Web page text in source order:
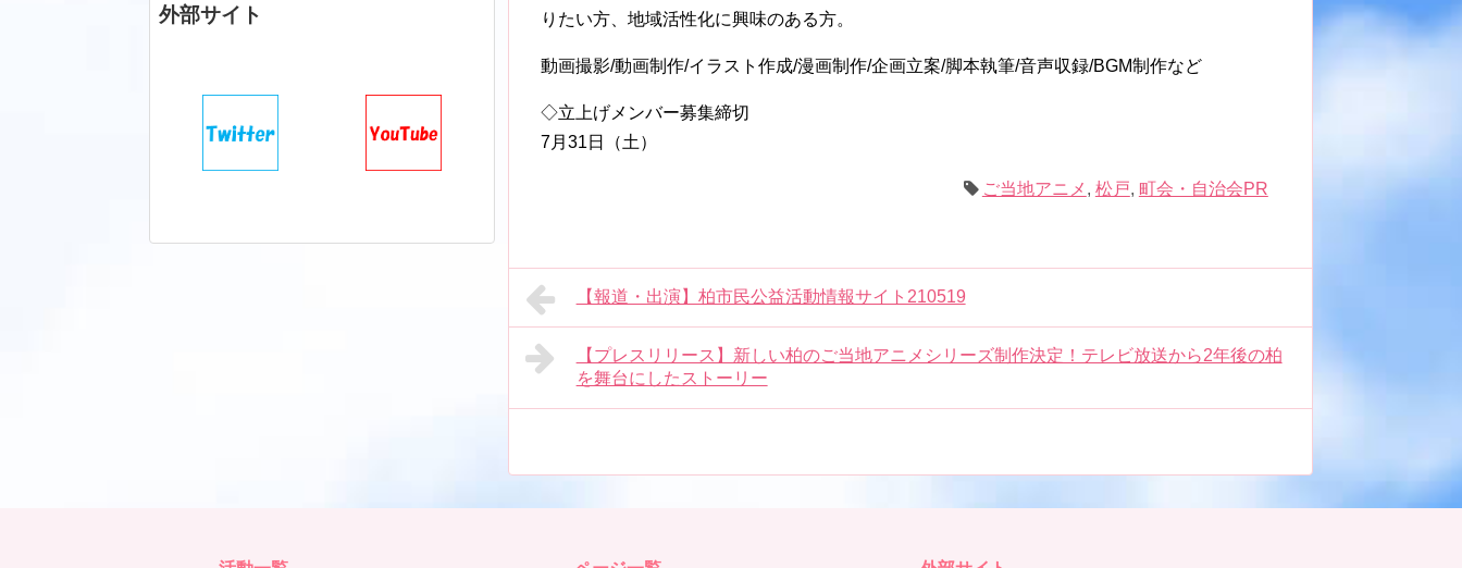
りたい方、地域活性化に興味のある方。
動画撮影/動画制作/イラスト作成/漫画制作/企画立案/脚本執筆/音声収録/BGM制作など
◇立上げメンバー募集締切
7月31日（土）
ご当地アニメ , 松戸, 町会・自治会PR
【報道・出演】柏市民公益活動情報サイト210519
【プレスリリース】新しい柏のご当地アニメシリーズ制作決定！テレビ放送から2年後の柏
を舞台にしたストーリー
外部サイト